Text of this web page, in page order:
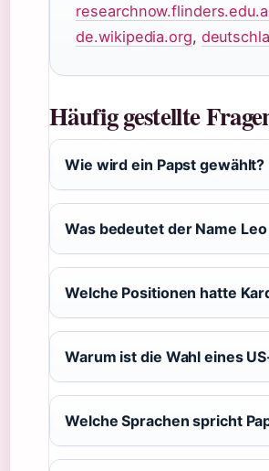
de.wikipedia.org,
Häufig gestellte
Wie wird ein Papst gewählt?
Was bedeutet der Name Leo
Welche Positionen hatte
Warum ist die Wahl eines
Welche Sprachen spricht